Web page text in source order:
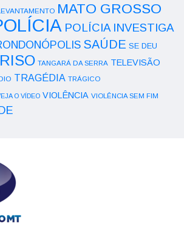
MATO GROSSO
POLÍCIA INVESTIGA
SAÚDE SE DEU
TANGARÁ DA SERRA TELEVISÃO
TRAGÉDIA TRÁGICO
O VÍDEO VIOLÊNCIA VIOLÊNCIA SEM FIM